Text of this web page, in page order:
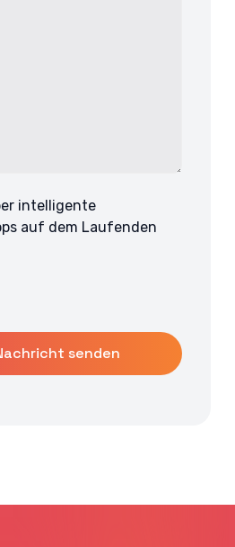
intelligente
auf dem Laufenden